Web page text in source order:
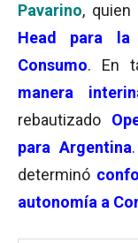
Pavarino, quien
Head para la
Consumo. En
manera
rebautizado
para Argentina
determinó
autonomía a